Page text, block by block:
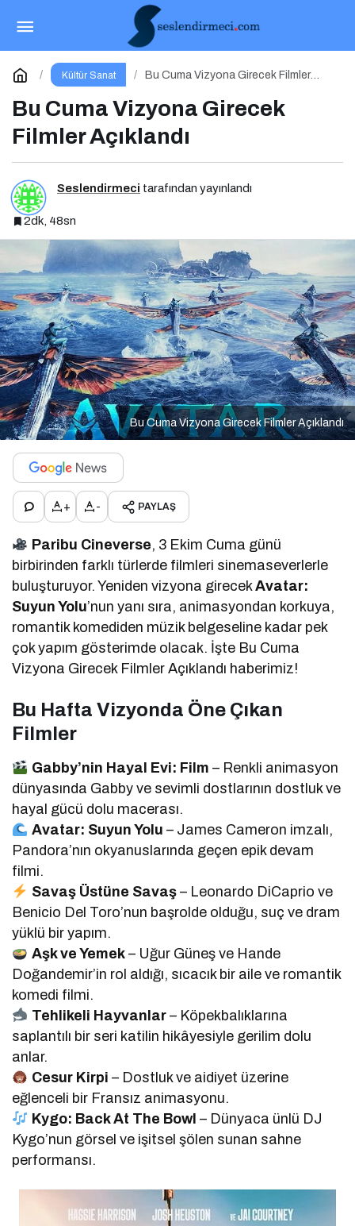
Kültür Sanat
Bu Cuma Vizyona Girecek Filmler
Bu Cuma Vizyona Girecek
Filmler Açıklandı
Seslendirmeci tarafından yayınlandı
2dk, 48sn
Bu Cuma Vizyona Girecek Filmler Açıklandı
+ - PAYLAŞ
Paribu Cineverse, 3 Ekim Cuma günü
birbirinden farklı türlerde filmleri sinemaseverlerle
buluşturuyor. Yeniden vizyona girecekAvatar:
Suyun Yolu’nun yanı sıra, animasyondan korkuya,
romantik komediden müzik belgeseline kadar pek
çok yapım gösterimde olacak. İşte Bu Cuma
Vizyona Girecek Filmler Açıklandı haberimiz!
Bu Hafta Vizyonda Öne Çıkan
Filmler
Gabby’nin Hayal Evi: Film – Renkli animasyon
dünyasında Gabby ve sevimli dostlarının dostluk ve
hayal gücü dolu macerası.
Avatar: Suyun Yolu – James Cameron imzalı,
Pandora’nın okyanuslarında geçen epik devam
filmi.
Savaş Üstüne Savaş– Leonardo DiCaprio ve
Benicio Del Toro’nun başrolde olduğu, suç ve dram
yüklü bir yapım.
Aşk ve Yemek– Uğur Güneş ve Hande
Doğandemir’in rol aldığı, sıcacık bir aile ve romantik
komedi filmi.
Tehlikeli Hayvanlar– Köpekbalıklarına
saplantılı bir seri katilin hikâyesiyle gerilim dolu
anlar.
Cesur Kirpi – Dostluk ve aidiyet üzerine
eğlenceli bir Fransız animasyonu.
Kygo: Back At The Bowl – Dünyaca ünlü DJ
Kygo’nun görsel ve işitsel şölen sunan sahne
performansı.
Bu Cuma Paribu Cineverse’te Vizyona Girecek
Filmler
Yorum Yap